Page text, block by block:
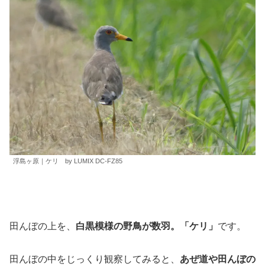
浮島ヶ原｜ケリ by LUMIX DC-FZ85
田んぼの上を、 白黒模様の野鳥が数羽。「ケリ」 です。
田んぼの中をじっくり観察してみると、 あぜ道や田んぼの